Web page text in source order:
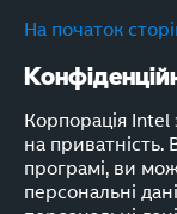
На початок
Корпорація Intel
на приватність.
програмі, ви
персональні